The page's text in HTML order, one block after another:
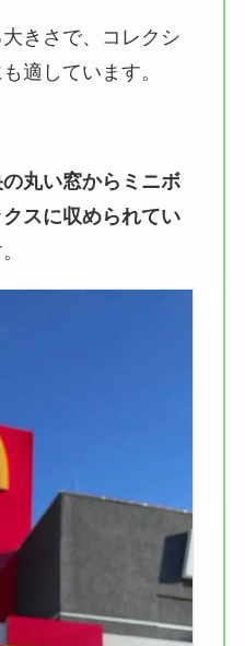
きさで、コレクシ
適しています。
丸い窓からミニボ
スに収められてい